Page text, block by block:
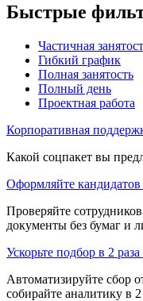
Быстрые
Частичная
Гибкий график
Полная занятость
Полный день
Проектная работа
Корпоративная
Какой соцпакет вы
Оформляйте
Проверяйте
документы без бумаг и
Ускорьте подбор в 2
Автоматизируйте сбор
собирайте аналитику в